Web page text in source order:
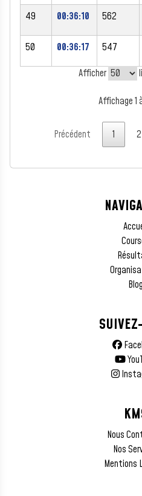
49 00:36:10 562
50 00:36:17 547
Afficher
Affichage 1
Précédent 1 2
Blog
Nous
Nos
Mentions